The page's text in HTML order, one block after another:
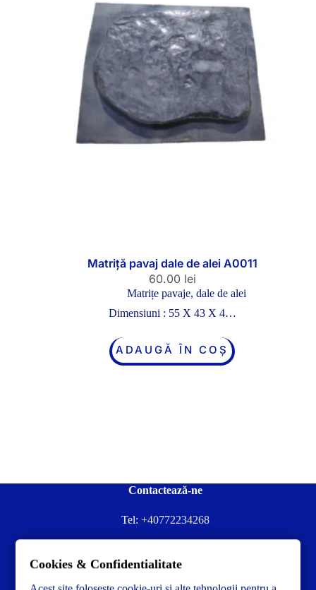
Matriță pavaj dale de alei A0011
60.00 lei
Matrițe pavaje, dale de alei
Dimensiuni : 55 X 43 X 4…
ADAUGĂ ÎN COȘ
Contactează-ne
Tel: +40772234268
Contacteză-ne la:✉️contact@concrete-forma.com
Cookies & Confidentialitate